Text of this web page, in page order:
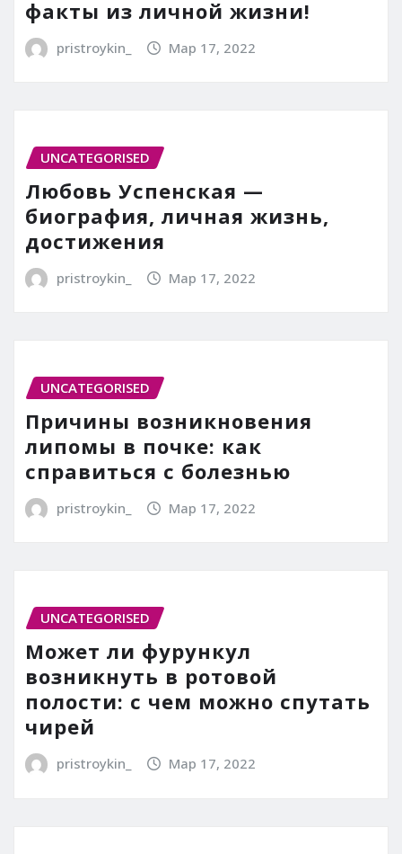
факты из личной жизни!
pristroykin_ Мар 17, 2022
UNCATEGORISED
Любовь Успенская —
биография, личная жизнь,
достижения
pristroykin_ Мар 17, 2022
UNCATEGORISED
Причины возникновения
липомы в почке: как
справиться с болезнью
pristroykin_ Мар 17, 2022
UNCATEGORISED
Может ли фурункул
возникнуть в ротовой
полости: с чем можно спутать
чирей
pristroykin_ Мар 17, 2022